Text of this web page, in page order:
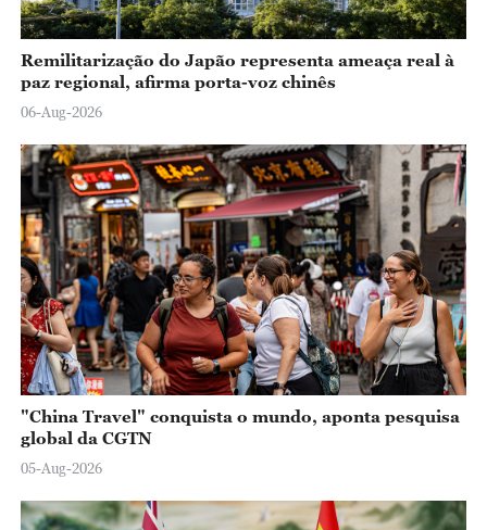
Remilitarização do Japão representa ameaça real à
paz regional, afirma porta-voz chinês
06-Aug-2026
"China Travel" conquista o mundo, aponta pesquisa
global da CGTN
05-Aug-2026